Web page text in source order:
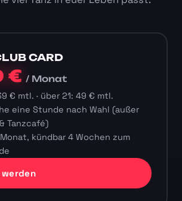
CARD
€/ Monat
€ mtl. · über 21: 49 € mtl.
eine Stunde nach Wahl (außer
Tanzcafé)
kündbar 4 Wochen zum